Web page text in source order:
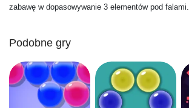
zabawę w dopasowywanie 3 elementów pod falami.
Podobne gry